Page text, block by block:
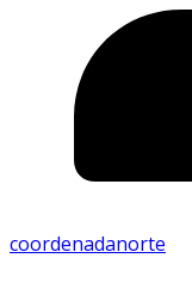
coordenadanorte